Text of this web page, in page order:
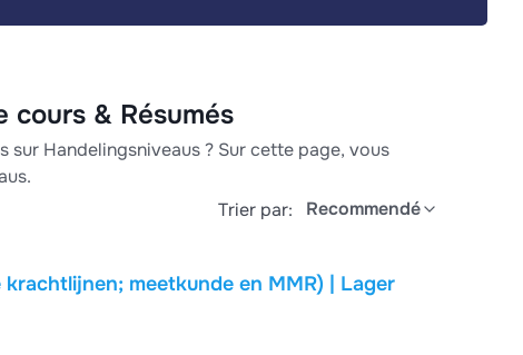
& Résumés
Handelingsniveaus ? Sur cette page, vous
Trier par: Recommendé
meetkunde en MMR) | Lager